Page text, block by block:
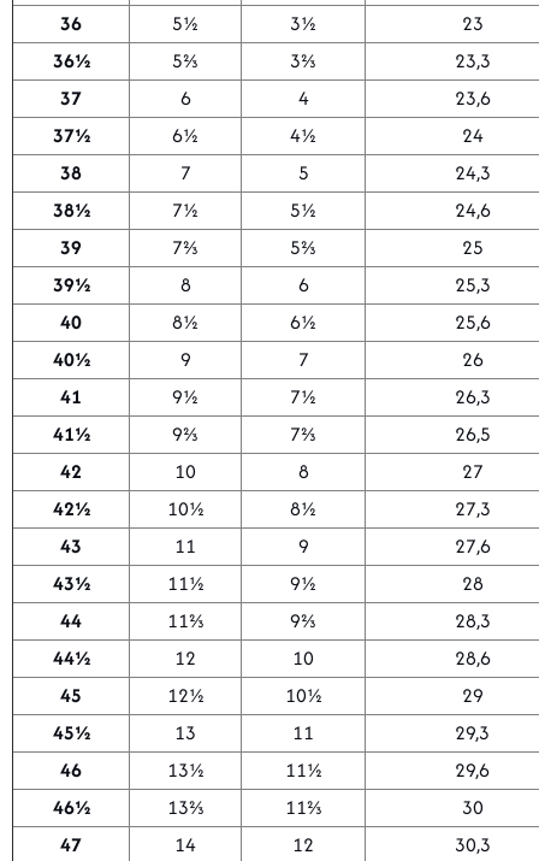
36
5½ 3½
23
36½
5⅔ 3⅔
23,3
37
6 4
23,6
37½
6½ 4½
24
38
7 5
24,3
38½
7½ 5½
24,6
39
7⅔ 5⅔
25
39½
8 6
25,3
40
8½ 6½
25,6
40½
9 7
26
41
9½ 7½
26,3
41½
9⅔ 7⅔
26,5
42
10 8
27
42½
10½ 8½
27,3
43
11 9
27,6
43½
11½ 9½
28
44
11⅔ 9⅔
28,3
44½
12 10
28,6
45
12½ 10½
29
45½
13 11
29,3
46
13½ 11½
29,6
46½
13⅔ 11⅔
30
47
14 12
30,3